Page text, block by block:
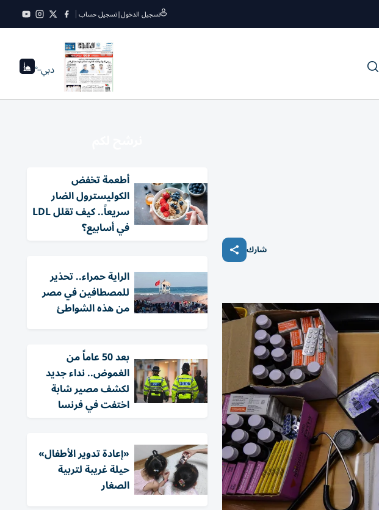
تسجيل الدخول|تسجيل حساب
دبي--°
شارك
أطعمة تخفض
الكوليسترول الضار
سريعاً.. كيف تقلل LDL
في أسابيع؟
الراية حمراء.. تحذير
للمصطافين في مصر
من هذه الشواطئ
بعد 50 عاماً من
الغموض.. نداء جديد
لكشف مصير شابة
اختفت في فرنسا
«إعادة تدوير الأطفال»
حيلة غريبة لتربية
الصغار